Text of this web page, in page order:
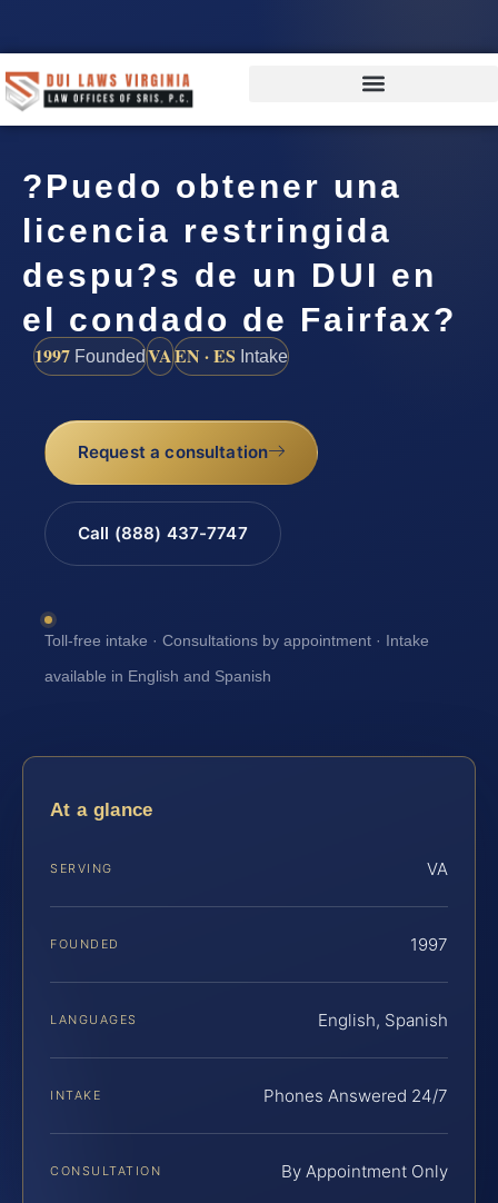
?Puedo obtener una
licencia restringida
despu?s de un DUI en
el condado de Fairfax?
1997 FoundedVAEN · ES Intake
Request a consultation
Call (888) 437-7747
Toll-free intake · Consultations by appointment · Intake
available in English and Spanish
At a glance
SERVING VA
FOUNDED 1997
LANGUAGES English, Spanish
INTAKE Phones Answered 24/7
CONSULTATION By Appointment Only